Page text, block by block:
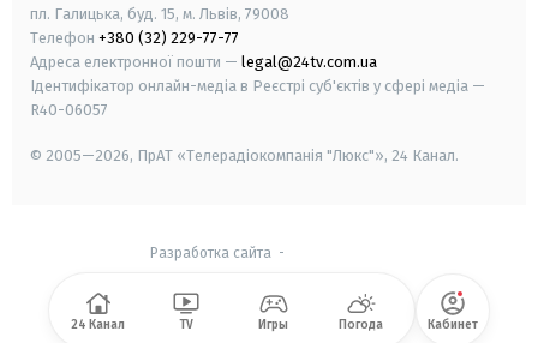
пл. Галицька, буд. 15, м. Львів, 79008
Телефон +380 (32) 229-77-77
Адреса електронної пошти — legal@24tv.com.ua
Ідентифікатор онлайн-медіа в Реєстрі суб'єктів у сфері медіа —
R40-06057
© 2005—2026, ПрАТ «Телерадіокомпанія "Люкс"», 24 Канал.
Разработка сайта -
24 Канал TV Игры Погода Кабинет